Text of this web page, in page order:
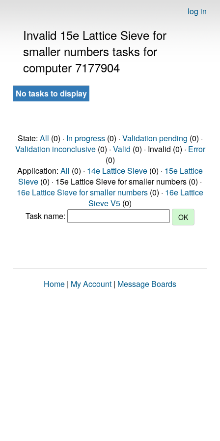
log in
Invalid 15e Lattice Sieve for
smaller numbers tasks for
computer 7177904
No tasks to display
State: All (0) · In progress(0) · Validation pending (0) ·
Validation inconclusive(0) · Valid (0) · Invalid (0) · Error
(0)
Application: All (0) · 14e Lattice Sieve (0) · 15e Lattice
Sieve (0) · 15e Lattice Sieve for smaller numbers (0) ·
16e Lattice Sieve for smaller numbers (0) · 16e Lattice
Sieve V5 (0)
Task name:
Home | My Account | Message Boards